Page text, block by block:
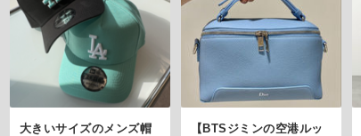
大きいサイズのメンズ帽
【BTSジミンの空港ルッ